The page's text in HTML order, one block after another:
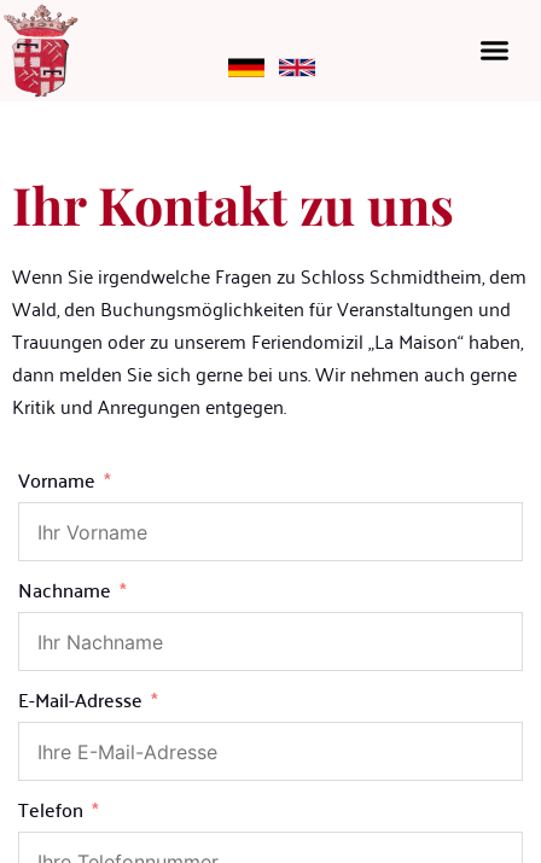
Ihr Kontakt zu uns
Wenn Sie irgendwelche Fragen zu Schloss Schmidtheim, dem
Wald, den Buchungsmöglichkeiten für Veranstaltungen und
Trauungen oder zu unserem Feriendomizil „La Maison“ haben,
dann melden Sie sich gerne bei uns. Wir nehmen auch gerne
Kritik und Anregungen entgegen.
Vorname
Nachname
E-Mail-Adresse
Telefon